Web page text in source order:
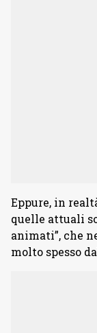
Eppure, in
quelle attuali
animati”, che
molto spesso